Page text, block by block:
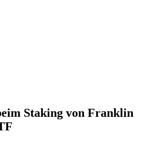
Staking von Franklin